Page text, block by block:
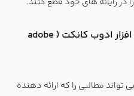
شرکت کننده (مهمان) در نرم افزار ادوب کانکت ( adobe
مطالبی را که ارائه دهنده